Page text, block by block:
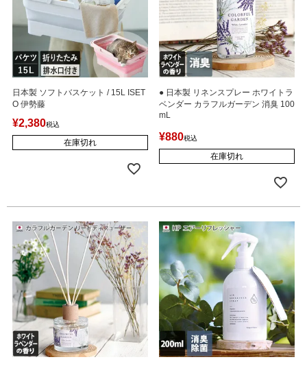
日本製 ソフトバスケット / 15L ISET
O 伊勢藤
¥2,380税込
在庫切れ
● 日本製 リネンスプレー ホワイトラ
ベンダー カラフルガーデン 消臭 100
mL
¥880税込
在庫切れ